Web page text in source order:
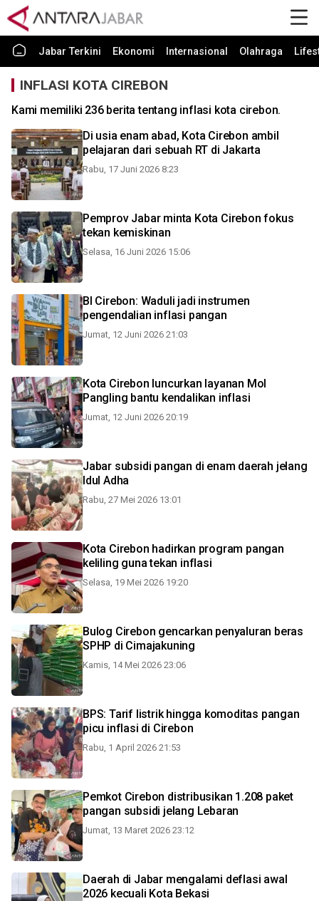
Jabar Terkini Ekonomi Internasional Olahraga
INFLASI KOTA CIREBON
Kami memiliki 236 berita tentang inflasi kota cirebon.
Di usia enam abad, Kota Cirebon ambil
pelajaran dari sebuah RT di Jakarta
Rabu, 17 Juni 2026 8:23
Pemprov Jabar minta Kota Cirebon fokus
tekan kemiskinan
Selasa, 16 Juni 2026 15:06
BI Cirebon: Waduli jadi instrumen
pengendalian inflasi pangan
Jumat, 12 Juni 2026 21:03
Kota Cirebon luncurkan layanan Mol
Pangling bantu kendalikan inflasi
Jumat, 12 Juni 2026 20:19
Jabar subsidi pangan di enam daerah jelang
Idul Adha
Rabu, 27 Mei 2026 13:01
Kota Cirebon hadirkan program pangan
keliling guna tekan inflasi
Selasa, 19 Mei 2026 19:20
Bulog Cirebon gencarkan penyaluran beras
SPHP di Cimajakuning
Kamis, 14 Mei 2026 23:06
BPS: Tarif listrik hingga komoditas pangan
picu inflasi di Cirebon
Rabu, 1 April 2026 21:53
Pemkot Cirebon distribusikan 1.208 paket
pangan subsidi jelang Lebaran
Jumat, 13 Maret 2026 23:12
Daerah di Jabar mengalami deflasi awal
2026 kecuali Kota Bekasi